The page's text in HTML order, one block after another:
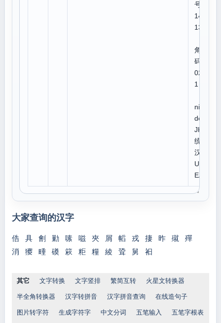
号:4
143
13
角号
码:0
020
1
niCo
de:C
JK
统一
汉字
U 4
EA7
大家查询的汉字
俈 具 劊 勦 嗉 嗞 夾 屑 幍 戎 捿 昨 殧
殫
消
獿 畽 磸 篍 粔 糧 綾 聓 舅 衵
其它 文字转换 文字竖排 繁简互转 火星文转换器
半全角转换器 汉字转拼音 汉字拼音查询 在线造句子
图片转字符 生成字符字 中文分词 五笔输入 五笔字根表